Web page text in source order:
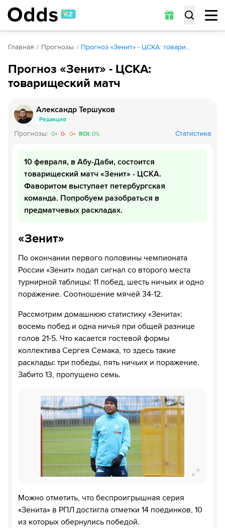
Главная Прогнозы Прогноз «Зенит» - ЦСКА: товари…
Прогноз «Зенит» - ЦСКА:
товарищеский матч
Александр Тершуков
Редакция
Прогнозы: 0+ 0- 0= ROI: 0% Статистика
10 февраля, в Абу-Даби, состоится
товарищеский матч «Зенит» - ЦСКА.
Фаворитом выступает петербургская
команда. Попробуем разобраться в
предматчевых раскладах.
«Зенит»
По окончании первого половины чемпионата
России «Зенит» подал сигнал со второго места
турнирной таблицы: 11 побед, шесть ничьих и одно
поражение. Соотношение мячей 34-12.
Рассмотрим домашнюю статистику «Зенита»:
восемь побед и одна ничья при общей разнице
голов 21-5. Что касается гостевой формы
коллектива Сергея Семака, то здесь такие
расклады: три победы, пять ничьих и поражение.
Забито 13, пропущено семь.
Можно отметить, что беспроигрышная серия
«Зенита» в РПЛ достигла отметки 14 поединков, 10
из которых обернулись победой.